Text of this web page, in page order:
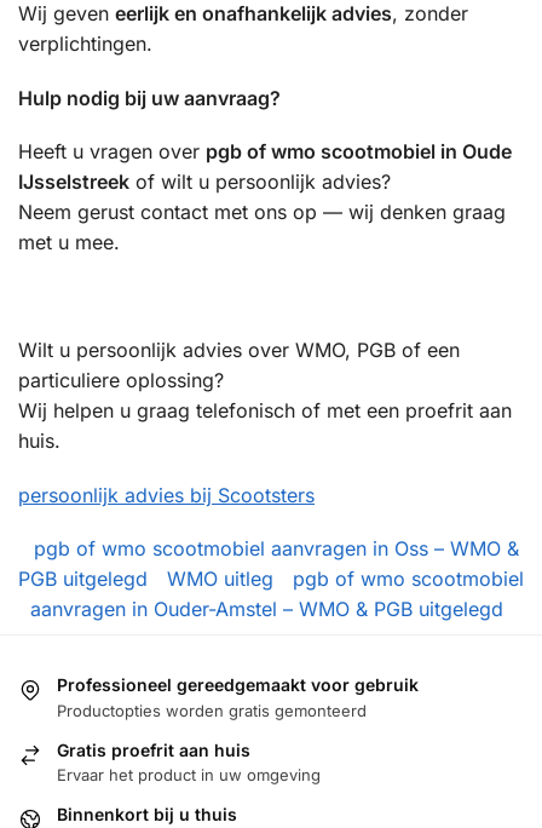
Wij geven eerlijk en onafhankelijk advies, zonder
verplichtingen.
Hulp nodig bij uw aanvraag?
Heeft u vragen over pgb of wmo scootmobiel in Oude
IJsselstreek of wilt u persoonlijk advies?
Neem gerust contact met ons op — wij denken graag
met u mee.
Wilt u persoonlijk advies over WMO, PGB of een
particuliere oplossing?
Wij helpen u graag telefonisch of met een proefrit aan
huis.
persoonlijk advies bij Scootsters
pgb of wmo scootmobiel aanvragen in Oss – WMO &
PGB uitgelegd
WMO uitleg
pgb of wmo scootmobiel
aanvragen in Ouder-Amstel – WMO & PGB uitgelegd
Professioneel gereedgemaakt voor gebruik
Productopties worden gratis gemonteerd
Gratis proefrit aan huis
Ervaar het product in uw omgeving
Binnenkort bij u thuis